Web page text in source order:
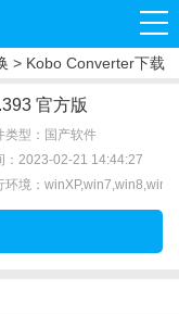
> Kobo Converter下载
官方版
类型：国产软件
：2023-02-21 14:44:27
环境：